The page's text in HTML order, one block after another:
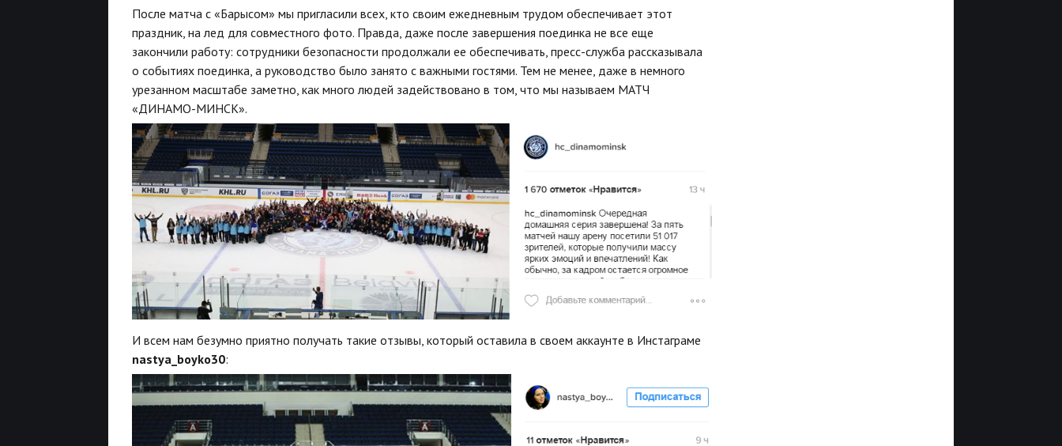
После матча с «Барысом» мы пригласили всех, кто своим ежедневным трудом обеспечивает этот
праздник, на лед для совместного фото. Правда, даже после завершения поединка не все еще
закончили работу: сотрудники безопасности продолжали ее обеспечивать, пресс-служба рассказывала
о событиях поединка, а руководство было занято с важными гостями. Тем не менее, даже в немного
урезанном масштабе заметно, как много людей задействовано в том, что мы называем МАТЧ
«ДИНАМО-МИНСК».
И всем нам безумно приятно получать такие отзывы, который оставила в своем аккаунте в Инстаграме
nastya_boyko30: